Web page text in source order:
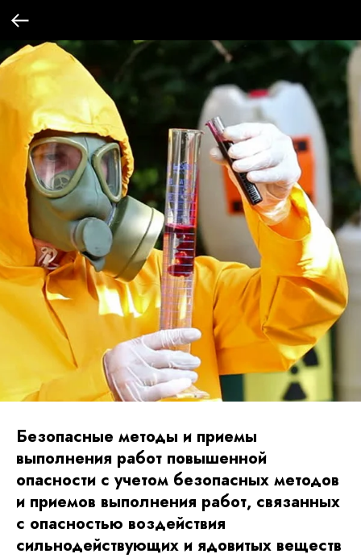
Безопасные методы и приемы
выполнения работ повышенной
опасности с учетом безопасных методов
и приемов выполнения работ, связанных
с опасностью воздействия
сильнодействующих и ядовитых веществ